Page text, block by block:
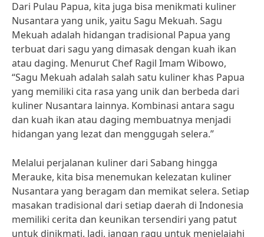
Dari Pulau Papua, kita juga bisa menikmati kuliner
Nusantara yang unik, yaitu Sagu Mekuah. Sagu
Mekuah adalah hidangan tradisional Papua yang
terbuat dari sagu yang dimasak dengan kuah ikan
atau daging. Menurut Chef Ragil Imam Wibowo,
“Sagu Mekuah adalah salah satu kuliner khas Papua
yang memiliki cita rasa yang unik dan berbeda dari
kuliner Nusantara lainnya. Kombinasi antara sagu
dan kuah ikan atau daging membuatnya menjadi
hidangan yang lezat dan menggugah selera.”
Melalui perjalanan kuliner dari Sabang hingga
Merauke, kita bisa menemukan kelezatan kuliner
Nusantara yang beragam dan memikat selera. Setiap
masakan tradisional dari setiap daerah di Indonesia
memiliki cerita dan keunikan tersendiri yang patut
untuk dinikmati. Jadi, jangan ragu untuk menjelajahi